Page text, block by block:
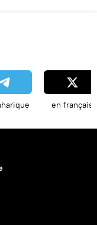
en français